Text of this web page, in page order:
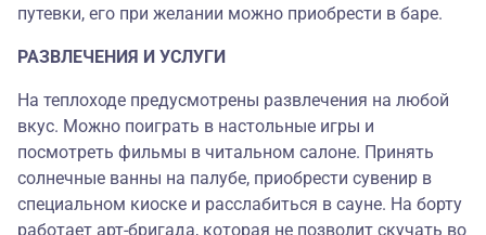
путевки, его при желании можно приобрести в баре.
РАЗВЛЕЧЕНИЯ И УСЛУГИ
На теплоходе предусмотрены развлечения на любой
вкус. Можно поиграть в настольные игры и
посмотреть фильмы в читальном салоне. Принять
солнечные ванны на палубе, приобрести сувенир в
специальном киоске и расслабиться в сауне. На борту
работает арт-бригада, которая не позволит скучать во